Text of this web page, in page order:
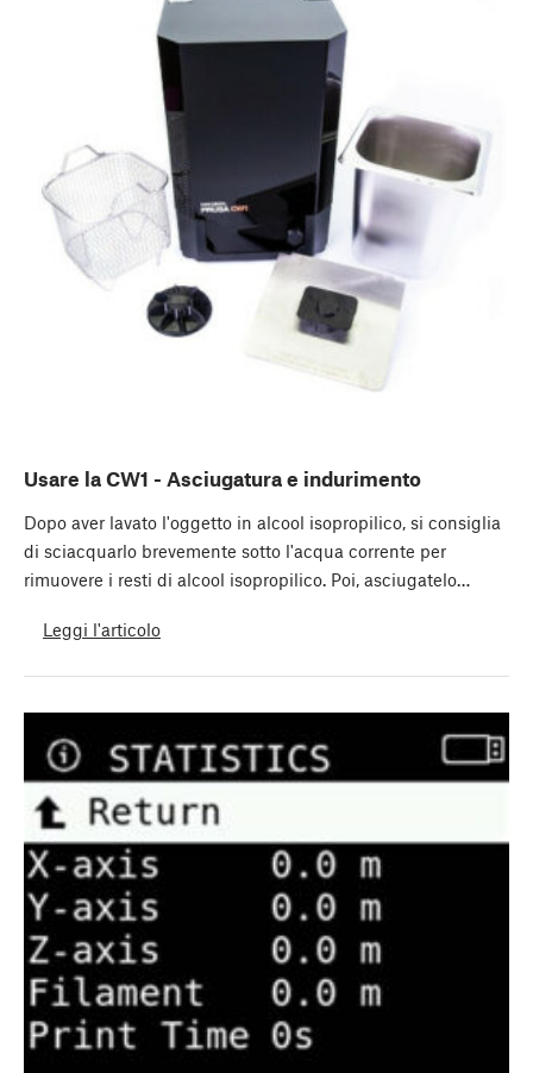
Usare la CW1 - Asciugatura e indurimento
Dopo aver lavato l'oggetto in alcool isopropilico, si consiglia
di sciacquarlo brevemente sotto l'acqua corrente per
rimuovere i resti di alcool isopropilico. Poi, asciugatelo…
Leggi l'articolo